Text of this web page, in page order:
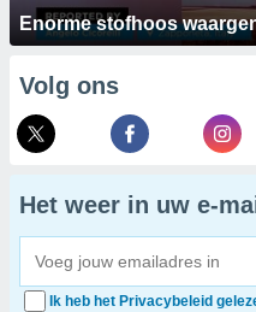
Enorme stofhoos
Volg ons
Het weer in uw e-
Ik heb het Privacybeleid